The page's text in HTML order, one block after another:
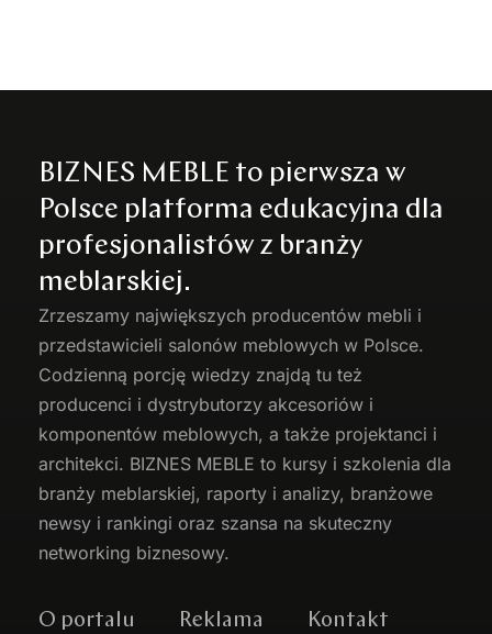
BIZNES MEBLE to pierwsza w
Polsce platforma edukacyjna dla
profesjonalistów z branży
meblarskiej.
Zrzeszamy największych producentów mebli i
przedstawicieli salonów meblowych w Polsce.
Codzienną porcję wiedzy znajdą tu też
producenci i dystrybutorzy akcesoriów i
komponentów meblowych, a także projektanci i
architekci. BIZNES MEBLE to kursy i szkolenia dla
branży meblarskiej, raporty i analizy, branżowe
newsy i rankingi oraz szansa na skuteczny
networking biznesowy.
O portalu Reklama Kontakt